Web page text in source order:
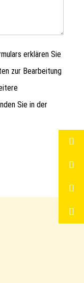
erklären Sie
zur Bearbeitung
Sie in der